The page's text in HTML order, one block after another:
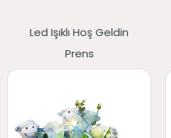
Led Işıklı Hoş Geldin
Prens